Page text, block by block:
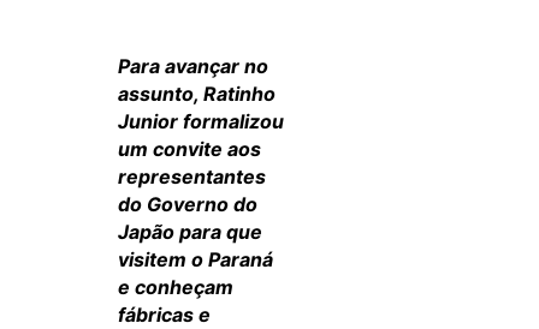
Para avançar no
assunto, Ratinho
Junior formalizou
um convite aos
representantes
do Governo do
Japão para que
visitem o Paraná
e conheçam
fábricas e